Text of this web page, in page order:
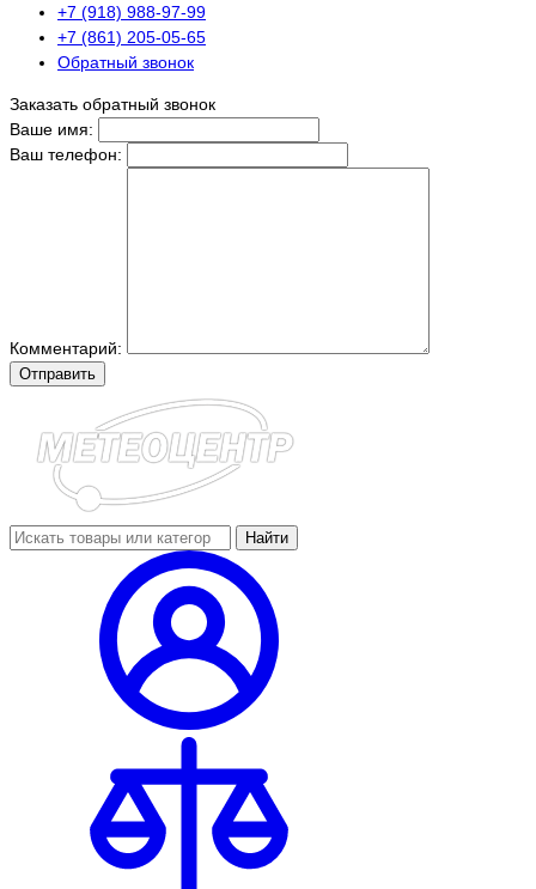
+7 (918) 988-97-99
+7 (861) 205-05-65
Обратный звонок
Заказать обратный звонок
Ваше имя:
Ваш телефон:
Комментарий:
Отправить
Найти